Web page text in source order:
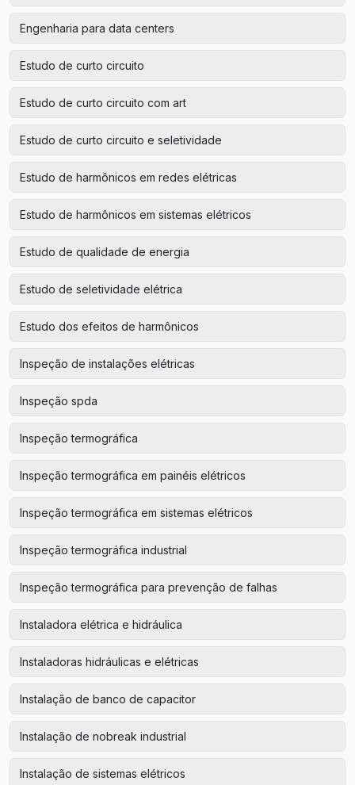
Engenharia para data centers
Estudo de curto circuito
Estudo de curto circuito com art
Estudo de curto circuito e seletividade
Estudo de harmônicos em redes elétricas
Estudo de harmônicos em sistemas elétricos
Estudo de qualidade de energia
Estudo de seletividade elétrica
Estudo dos efeitos de harmônicos
Inspeção de instalações elétricas
Inspeção spda
Inspeção termográfica
Inspeção termográfica em painéis elétricos
Inspeção termográfica em sistemas elétricos
Inspeção termográfica industrial
Inspeção termográfica para prevenção de falhas
Instaladora elétrica e hidráulica
Instaladoras hidráulicas e elétricas
Instalação de banco de capacitor
Instalação de nobreak industrial
Instalação de sistemas elétricos